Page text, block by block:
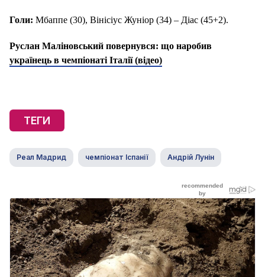
Голи: Мбаппе (30), Вінісіус Жуніор (34) – Діас (45+2).
Руслан Маліновський повернувся: що наробив
українець в чемпіонаті Італії (відео)
ТЕГИ
Реал Мадрид чемпіонат Іспанії Андрій Лунін